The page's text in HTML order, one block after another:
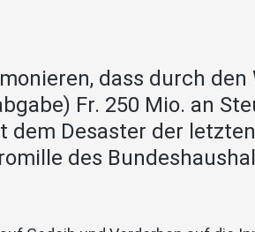
dass durch
Fr. 250 Mio. an
dem Desaster der
des